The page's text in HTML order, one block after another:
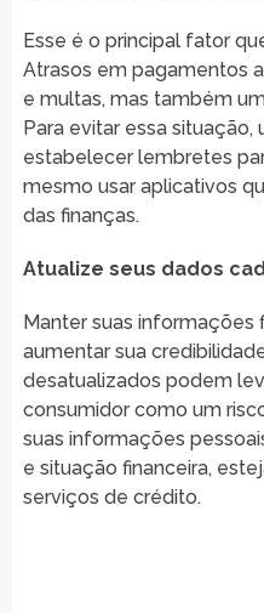
Esse é o principal fator
Atrasos em pagamentos
e multas, mas também
Para evitar essa situação,
estabelecer lembretes
mesmo usar aplicativos
das finanças.
Atualize seus dados
Manter suas informações
aumentar sua
desatualizados podem
consumidor como um
suas informações
e situação financeira,
serviços de crédito.